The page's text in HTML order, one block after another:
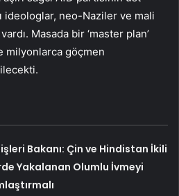
ideologlar, neo-Naziler ve mali
Masada bir ‘master plan’
milyonlarca göçmen
Bakanı: Çin ve Hindistan İkili
Yakalanan Olumlu İvmeyi